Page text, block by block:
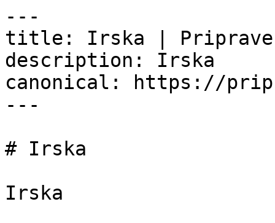
---
title: Irska |
description: Irska
canonical: https://
---
# Irska
Irska